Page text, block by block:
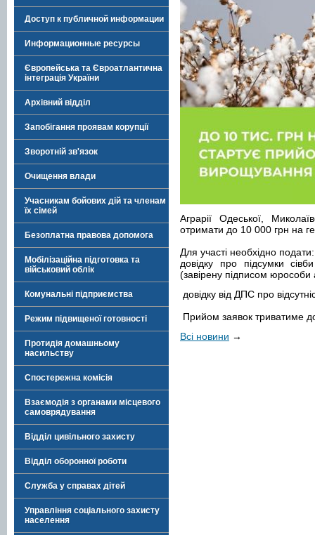
Доступ к публичной информации
Информационные ресурсы
Європейська та Євроатлантична
інтеграція України
Архівний відділ
Запобігання проявам корупції
Зворотній зв'язок
Очищення влади
Учасникам бойових дій та членам
їх сімей
Безоплатна правова допомога
Мобілізаційна підготовка та
військовий облік
Комунальні підприємства
Режим підвищеної готовності
Протидія домашньому
насильству
Спостережна комісія
Взаємодія з органами місцевого
самоврядування
Відділ цивільного захисту
Відділ оборонної роботи
Служба у справах дітей
Управління соціального захисту
населення
Аграрії Одеської,
отримати до 10 000 грн на
Для участі необхідно подати:
довідку про підсумки
(завірену підписом
довідку від ДПС про
Прийом заявок триватиме
Всі новини →